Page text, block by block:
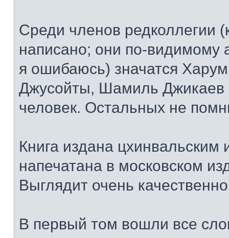
Среди членов редколлегии
написано; они по-видимому
я ошибаюсь) значатся
Джусойты, Шамиль Джикаев
человек. Остальных не
Книга издана цхинвальским
напечатана в московском
Выглядит очень
В первый том вошли все